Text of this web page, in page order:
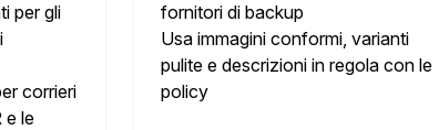
per gli
corrieri
e le
fornitori di backup
Usa immagini conformi, varianti
pulite e descrizioni in regola con le
policy